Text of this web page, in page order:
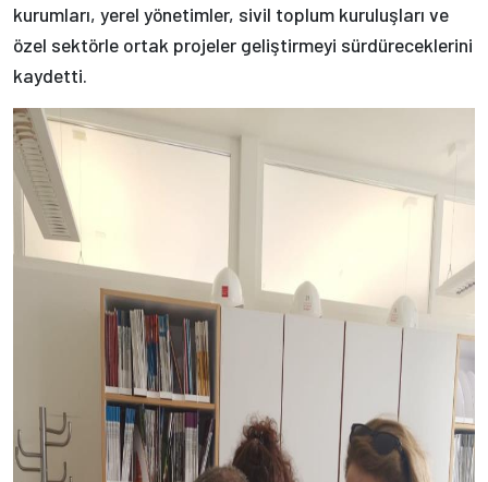
kurumları, yerel yönetimler, sivil toplum kuruluşları ve
özel sektörle ortak projeler geliştirmeyi sürdüreceklerini
kaydetti.